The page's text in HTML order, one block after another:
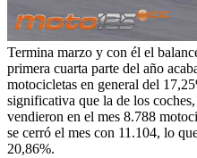
Termina marzo y con él el
primera cuarta parte del año
motocicletas en general del
significativa que la de los
vendieron en el mes 8.788
se cerró el mes con 11.104, lo
20,86%.